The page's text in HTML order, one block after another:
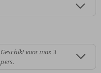
Geschikt voor max 3
pers.